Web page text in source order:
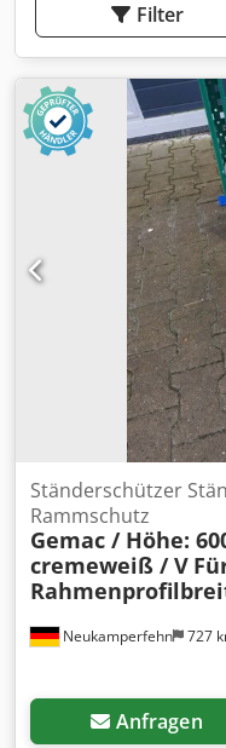
Filter
Neukamperfehn 727
Ständerschützer
Rammschutz
Gemac / Höhe:
cremeweiß / V
Anfragen